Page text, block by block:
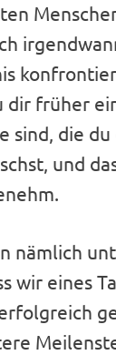
dir früher
sind, die
und
nämlich
wir eines